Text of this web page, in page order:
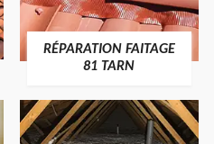
RÉPARATION FAITAGE
81 TARN